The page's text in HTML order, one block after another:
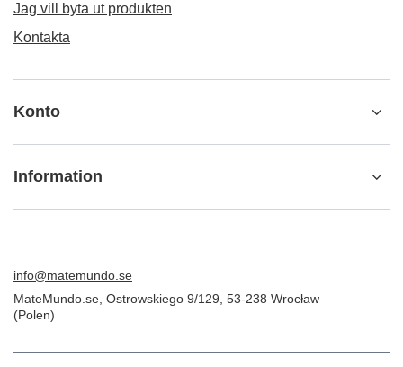
Jag vill byta ut produkten
Kontakta
Konto
Information
info@matemundo.se
MateMundo.se Ostrowskiego 9/129 53-238 Wrocław
(Polen)